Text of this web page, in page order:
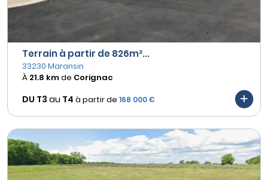
Terrain à partir de 826m²...
33230 Maransin
À 21.8 kmde Corignac
DU T3 au T4 à partir de 168 000 €